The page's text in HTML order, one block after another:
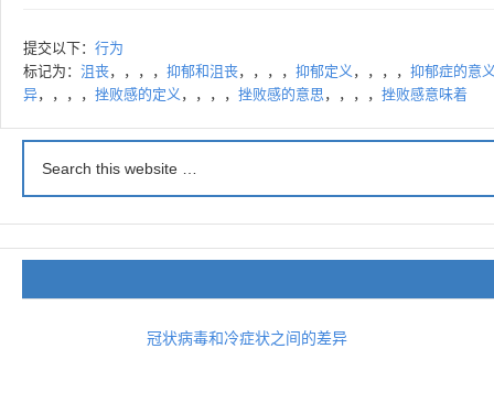
提交以下： 行为
标记为： 沮丧，，，， 抑郁和沮丧，，，， 抑郁定义，，，， 抑郁症的意
异，，，， 挫败感的定义，，，， 挫败感的意思，，，， 挫败感意味着
冠状病毒和冷症状之间的差异